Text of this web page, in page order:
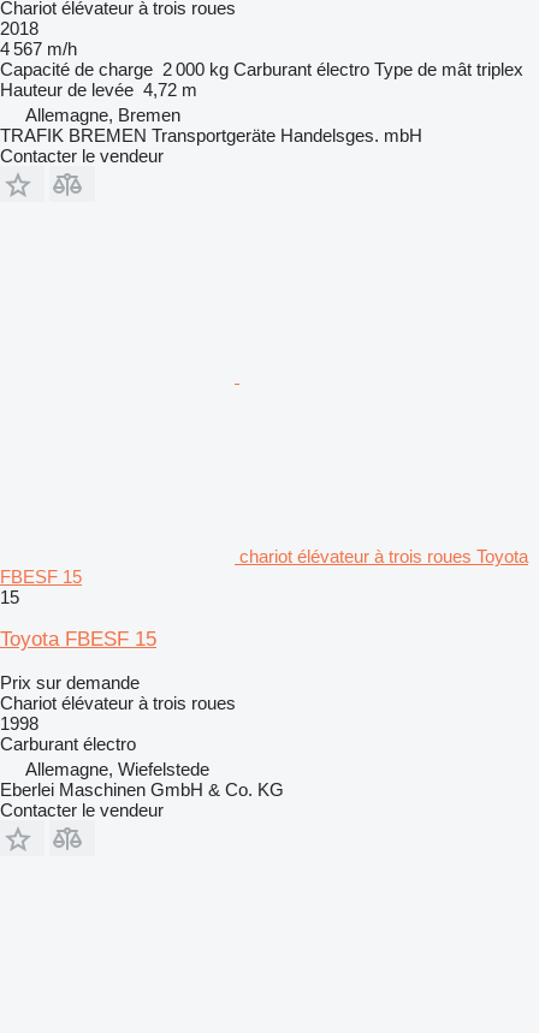
Chariot élévateur à trois roues
2018
4 567 m/h
Capacité de charge 2 000 kg Carburant électro Type de mât triplex
Hauteur de levée 4,72 m
Allemagne, Bremen
TRAFIK BREMEN Transportgeräte Handelsges. mbH
Contacter le vendeur
chariot élévateur à trois roues Toyota
FBESF 15
15
Toyota FBESF 15
Prix sur demande
Chariot élévateur à trois roues
1998
Carburant électro
Allemagne, Wiefelstede
Eberlei Maschinen GmbH & Co. KG
Contacter le vendeur